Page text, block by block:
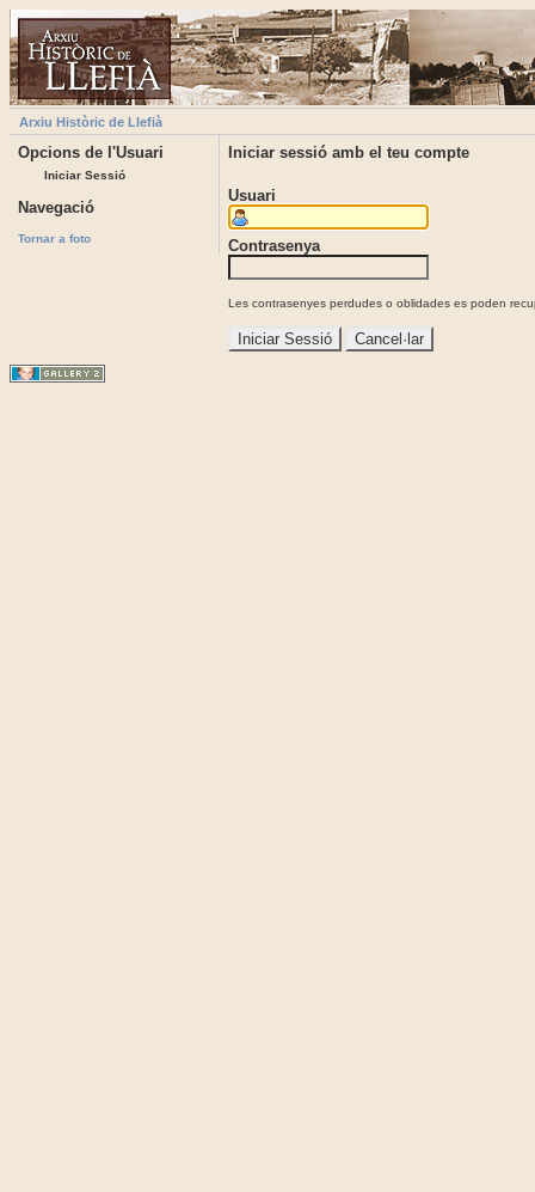
Arxiu Històric de Llefià
Opcions de l'Usuari
Iniciar Sessió
Navegació
Tornar a foto
Iniciar sessió amb el teu compte
Usuari
Contrasenya
Les contrasenyes perdudes o oblidades es poden